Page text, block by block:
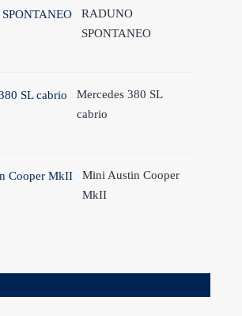
RADUNO
SPONTANEO
Mercedes 380 SL
cabrio
Mini Austin Cooper
MkII